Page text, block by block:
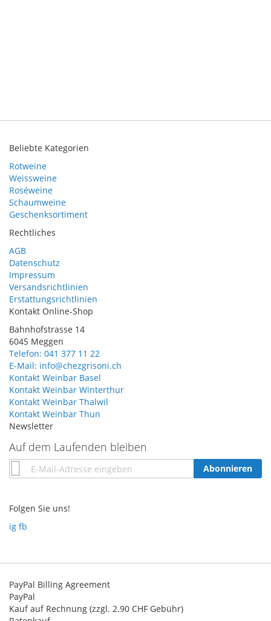
Beliebte Kategorien
Rotweine
Weissweine
Roséweine
Schaumweine
Geschenksortiment
Rechtliches
AGB
Datenschutz
Impressum
Versandsrichtlinien
Erstattungsrichtlinien
Kontakt Online-Shop
Bahnhofstrasse 14
6045 Meggen
Telefon: 041 377 11 22
E-Mail: info@chezgrisoni.ch
Kontakt Weinbar Basel
Kontakt Weinbar Winterthur
Kontakt Weinbar Thalwil
Kontakt Weinbar Thun
Newsletter
Auf dem Laufenden bleiben
Annmeldung
zum
Abonnieren
Folgen Sie uns!
ig fb
PayPal Billing Agreement
PayPal
Kauf auf Rechnung (zzgl. 2.90 CHF Gebühr)